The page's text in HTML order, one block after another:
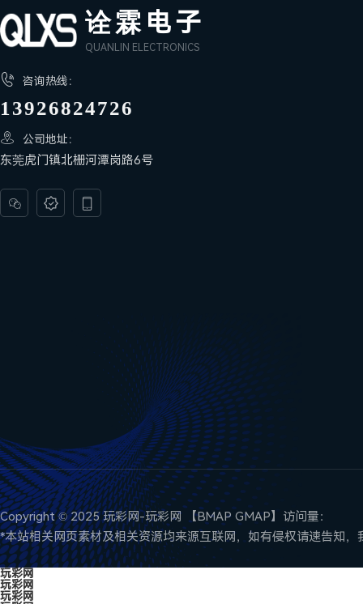
诠霖电子
QUANLIN ELECTRONICS
 咨询热线：
13926824726
 公司地址：
东莞虎门镇北栅河潭岗路6号
  
Copyright © 2025 玩彩网-玩彩网 【BMAP GMAP】访问量：
*本站相关网页素材及相关资源均来源互联网，如有侵权请速告知
玩彩网
玩彩网
玩彩网